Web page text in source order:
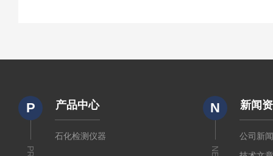
P 产品中心
石化检测仪器
N 新闻
公司新